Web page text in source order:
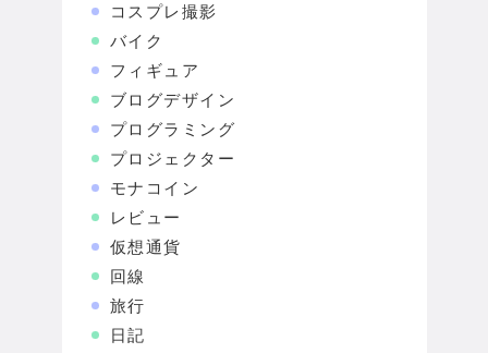
コスプレ撮影
バイク
フィギュア
ブログデザイン
プログラミング
プロジェクター
モナコイン
レビュー
仮想通貨
回線
旅行
日記